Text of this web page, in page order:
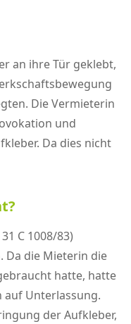
an ihre Tür geklebt,
Die Vermieterin
und
Da dies nicht
C 1008/83)
Da die Mieterin die
hatte, hatte
auf Unterlassung.
der Aufkleber,